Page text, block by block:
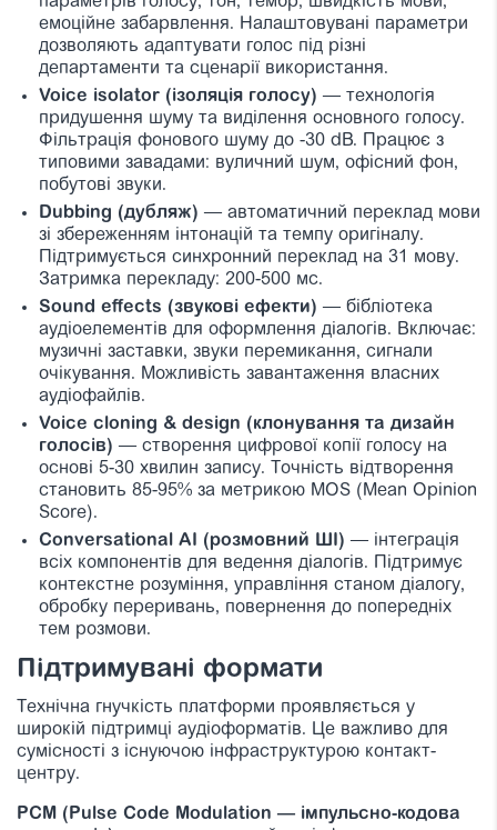
емоційне забарвлення. Налаштовувані параметри
дозволяють адаптувати голос під різні
департаменти та сценарії використання.
Voice isolator (ізоляція голосу) — технологія
придушення шуму та виділення основного голосу.
Фільтрація фонового шуму до -30 dB. Працює з
типовими завадами: вуличний шум, офісний фон,
побутові звуки.
Dubbing (дубляж) — автоматичний переклад мови
зі збереженням інтонацій та темпу оригіналу.
Підтримується синхронний переклад на 31 мову.
Затримка перекладу: 200-500 мс.
Sound effects (звукові ефекти) — бібліотека
аудіоелементів для оформлення діалогів. Включає:
музичні заставки, звуки перемикання, сигнали
очікування. Можливість завантаження власних
аудіофайлів.
Voice cloning & design (клонування та дизайн
голосів) — створення цифрової копії голосу на
основі 5-30 хвилин запису. Точність відтворення
становить 85-95% за метрикою MOS (Mean Opinion
Score).
Conversational AI (розмовний ШІ) — інтеграція
всіх компонентів для ведення діалогів. Підтримує
контекстне розуміння, управління станом діалогу,
обробку переривань, повернення до попередніх
тем розмови.
Підтримувані формати
Технічна гнучкість платформи проявляється у
широкій підтримці aудіоформатів. Це важливо для
сумісності з існуючою інфраструктурою контакт-
центру.
PCM (Pulse Code Modulation — імпульсно-кодова